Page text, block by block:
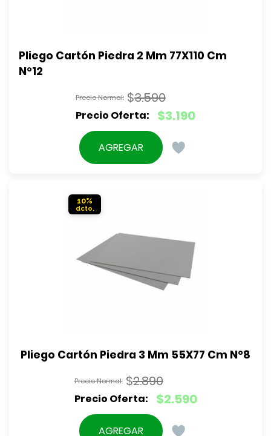
Pliego Cartón Piedra 2 Mm 77X110 Cm
N°12
$3.590
El
original
$3.190
El
precio
actual
AGREGAR
10%
Pliego Cartón Piedra 3 Mm 55X77 Cm N°8
$2.890
El
original
$2.590
El
precio
AGREGAR